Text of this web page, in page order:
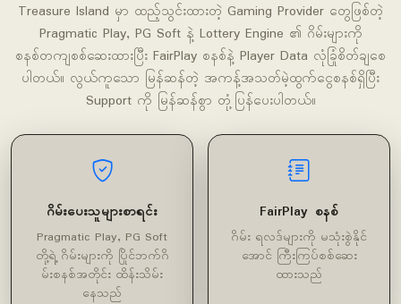
Treasure Island မှာ ထည့်သွင်းထားတဲ့ Gaming Provider တွေဖြစ်တဲ့
Pragmatic Play, PG Soft နဲ့ Lottery Engine ၏ ဂိမ်းများကို
စနစ်တကျစစ်ဆေးထားပြီး FairPlay စနစ်နဲ့ Player Data လုံခြုံစိတ်ချစေ
ပါတယ်။ လွယ်ကူသော မြန်ဆန်တဲ့ အကန့်အသတ်မဲ့ထွက်ငွေစနစ်ရှိပြီး
Support ကို မြန်ဆန်စွာ တုံ့ပြန်ပေးပါတယ်။
ဂိမ်းပေးသူများစာရင်း
Pragmatic Play, PG Soft
တို့ရဲ့ ဂိမ်းများကို ပြိုင်ဘက်ဂိ
မ်းစနစ်အတိုင်း ထိန်းသိမ်း
နေသည်
FairPlay စနစ်
ဂိမ်း ရလဒ်များကို မသုံးစွဲနိုင်
အောင် ကြီးကြပ်စစ်ဆေး
ထားသည်